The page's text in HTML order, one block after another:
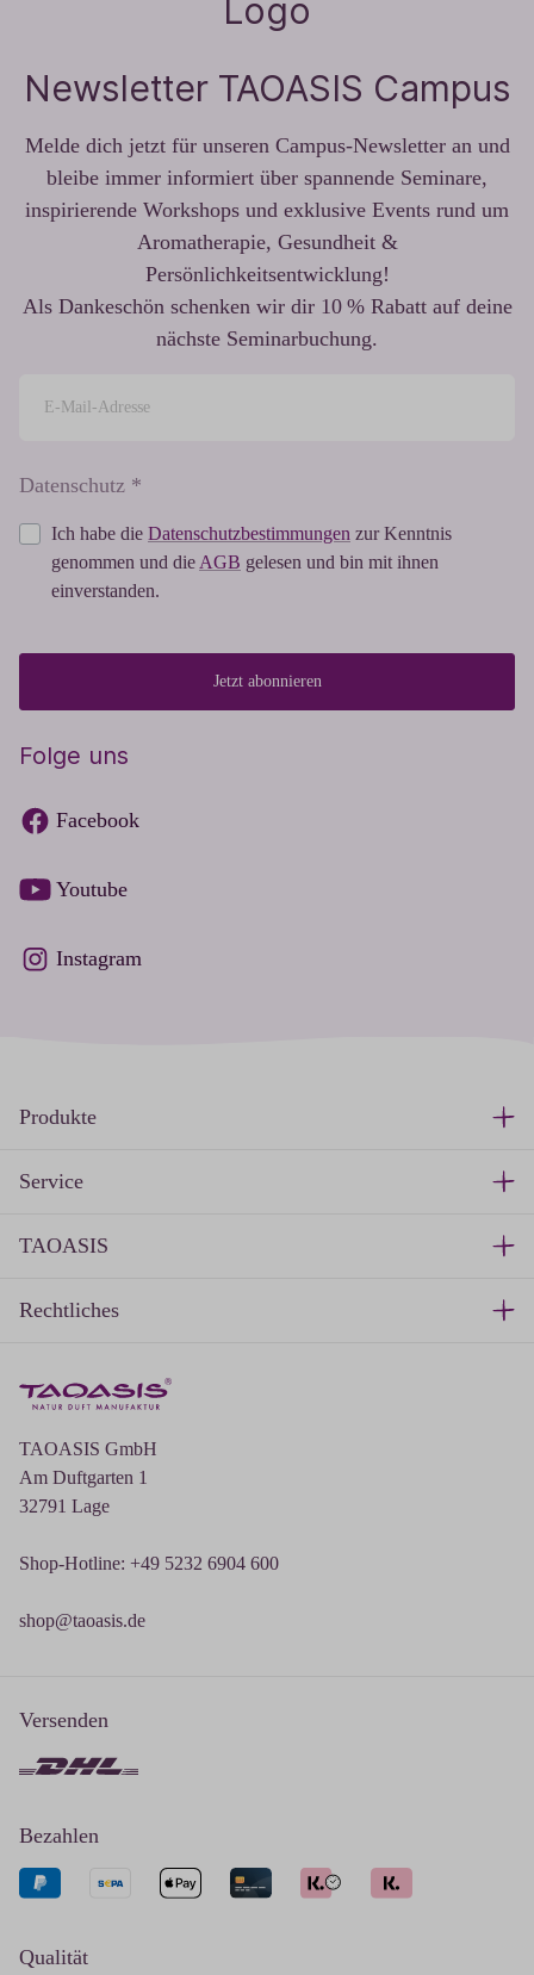
Newsletter TAOASIS Campus
Melde dich jetzt für unseren Campus-Newsletter an und
bleibe immer informiert über spannende Seminare,
inspirierende Workshops und exklusive Events rund um
Aromatherapie, Gesundheit &
Persönlichkeitsentwicklung!
Als Dankeschön schenken wir dir 10 % Rabatt auf deine
nächste Seminarbuchung.
Datenschutz *
Ich habe die Datenschutzbestimmungen zur Kenntnis
genommen und die AGB gelesen und bin mit ihnen
einverstanden.
Jetzt abonnieren
Folge uns
Facebook
Youtube
Instagram
TAOASIS GmbH
Am Duftgarten 1
32791 Lage
Shop-Hotline: +49 5232 6904 600
shop@taoasis.de
Produkte
Service
TAOASIS
Rechtliches
Versenden
Bezahlen
Qualität